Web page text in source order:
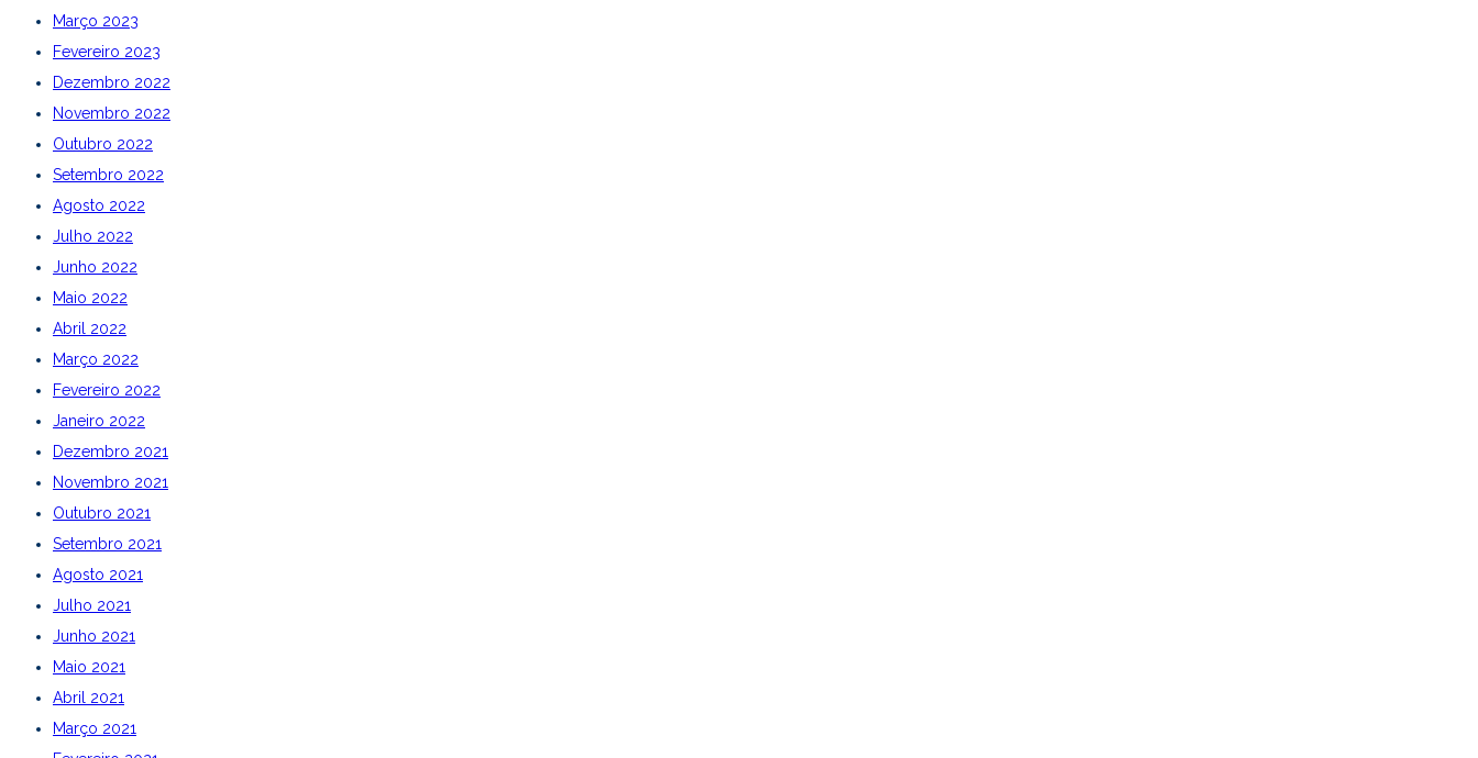
Março 2023
Fevereiro 2023
Dezembro 2022
Novembro 2022
Outubro 2022
Setembro 2022
Agosto 2022
Julho 2022
Junho 2022
Maio 2022
Abril 2022
Março 2022
Fevereiro 2022
Janeiro 2022
Dezembro 2021
Novembro 2021
Outubro 2021
Setembro 2021
Agosto 2021
Julho 2021
Junho 2021
Maio 2021
Abril 2021
Março 2021